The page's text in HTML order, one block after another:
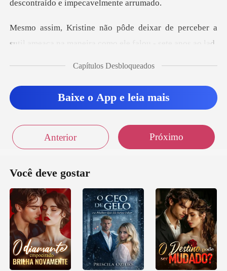
Sair
r de perceber a
sutil ameaça na mane
Capítulos Desbloqueados
Baixe o App e leia mais
Anterior Próximo
Você deve gostar